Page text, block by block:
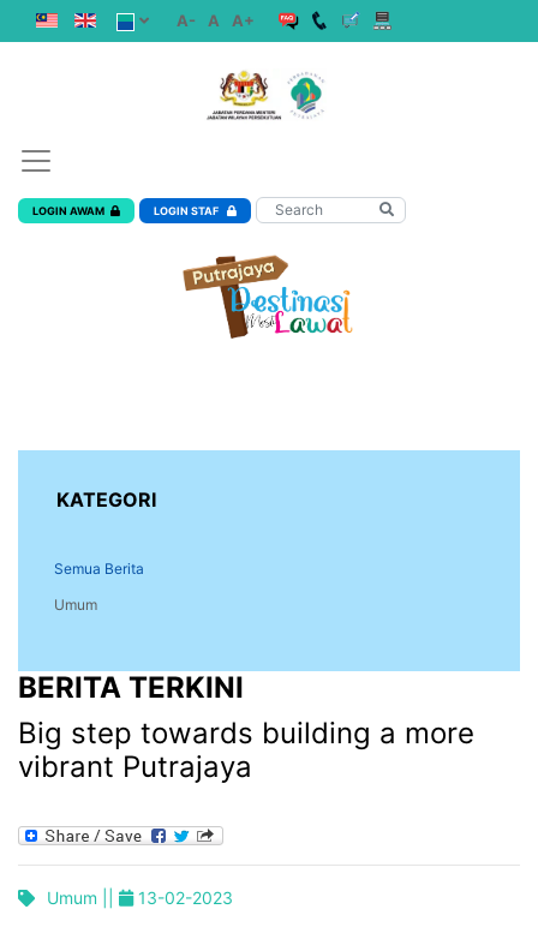
A- A A+
LOGIN AWAM LOGIN STAF
KATEGORI
Semua Berita
Umum
BERITA TERKINI
Big step towards building a more
vibrant Putrajaya
Umum || 13-02-2023